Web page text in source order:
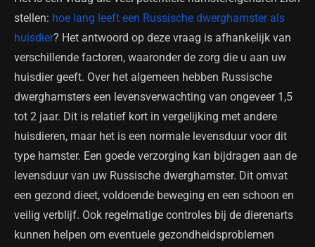
stellen: hoe lang leeft een Russische dwerghamster als
huisdier? Het antwoord op deze vraag is afhankelijk van
verschillende factoren, waaronder de zorg die u aan uw
huisdier geeft. Over het algemeen hebben Russische
dwerghamsters een levensverwachting van ongeveer 1,5
tot 2 jaar. Dit is relatief kort in vergelijking met andere
huisdieren, maar het is een normale levensduur voor dit
type hamster. Een goede verzorging kan bijdragen aan de
levensduur van uw Russische dwerghamster. Dit omvat
een gezond dieet, voldoende beweging en een schoon en
veilig verblijf. Ook regelmatige controles bij de dierenarts
kunnen helpen om eventuele gezondheidsproblemen